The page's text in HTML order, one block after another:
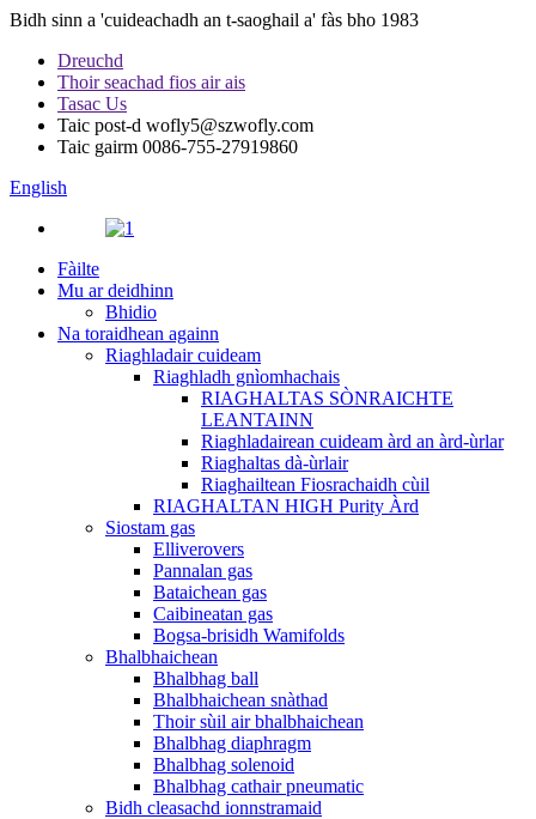
Bidh sinn a 'cuideachadh an t-saoghail a' fàs bho 1983
Dreuchd
Thoir seachad fios air ais
Tasac Us
Taic post-d wofly5@szwofly.com
Taic gairm 0086-755-27919860
English
Fàilte
Mu ar deidhinn
Bhidio
Na toraidhean againn
Riaghladair cuideam
Riaghladh gnìomhachais
RIAGHALTAS SÒNRAICHTE
LEANTAINN
Riaghladairean cuideam àrd an àrd-ùrlar
Riaghaltas dà-ùrlair
Riaghailtean Fiosrachaidh cùil
RIAGHALTAN HIGH Purity Àrd
Siostam gas
Elliverovers
Pannalan gas
Bataichean gas
Caibineatan gas
Bogsa-brisidh Wamifolds
Bhalbhaichean
Bhalbhag ball
Bhalbhaichean snàthad
Thoir sùil air bhalbhaichean
Bhalbhag diaphragm
Bhalbhag solenoid
Bhalbhag cathair pneumatic
Bidh cleasachd ionnstramaid